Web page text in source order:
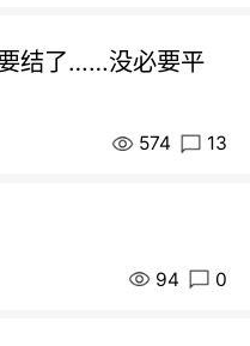
结了……没必要平
574 13
94 0